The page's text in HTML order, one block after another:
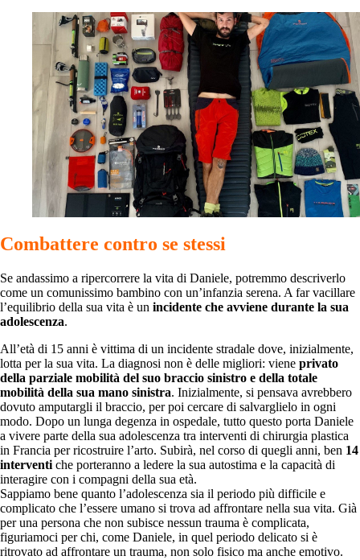
Combattere contro se stessi
Se andassimo a ripercorrere la vita di Daniele, potremmo descriverlo
come un comunissimo bambino con un’infanzia serena. A far vacillare
l’equilibrio della sua vita è un incidente che avviene durante la sua
adolescenza.
All’età di 15 anni è vittima di un incidente stradale dove, inizialmente,
lotta per la sua vita. La diagnosi non è delle migliori: viene privato
della parziale mobilità del suo braccio sinistro e della totale
mobilità della sua mano sinistra. Inizialmente, si pensava avrebbero
dovuto amputargli il braccio, per poi cercare di salvarglielo in ogni
modo. Dopo un lunga degenza in ospedale, tutto questo porta Daniele
a vivere parte della sua adolescenza tra interventi di chirurgia plastica
in Francia per ricostruire l’arto. Subirà, nel corso di quegli anni, ben 14
interventi che porteranno a ledere la sua autostima e la capacità di
interagire con i compagni della sua età.
Sappiamo bene quanto l’adolescenza sia il periodo più difficile e
complicato che l’essere umano si trova ad affrontare nella sua vita. Già
per una persona che non subisce nessun trauma è complicata,
figuriamoci per chi, come Daniele, in quel periodo delicato si è
ritrovato ad affrontare un trauma, non solo fisico ma anche emotivo.